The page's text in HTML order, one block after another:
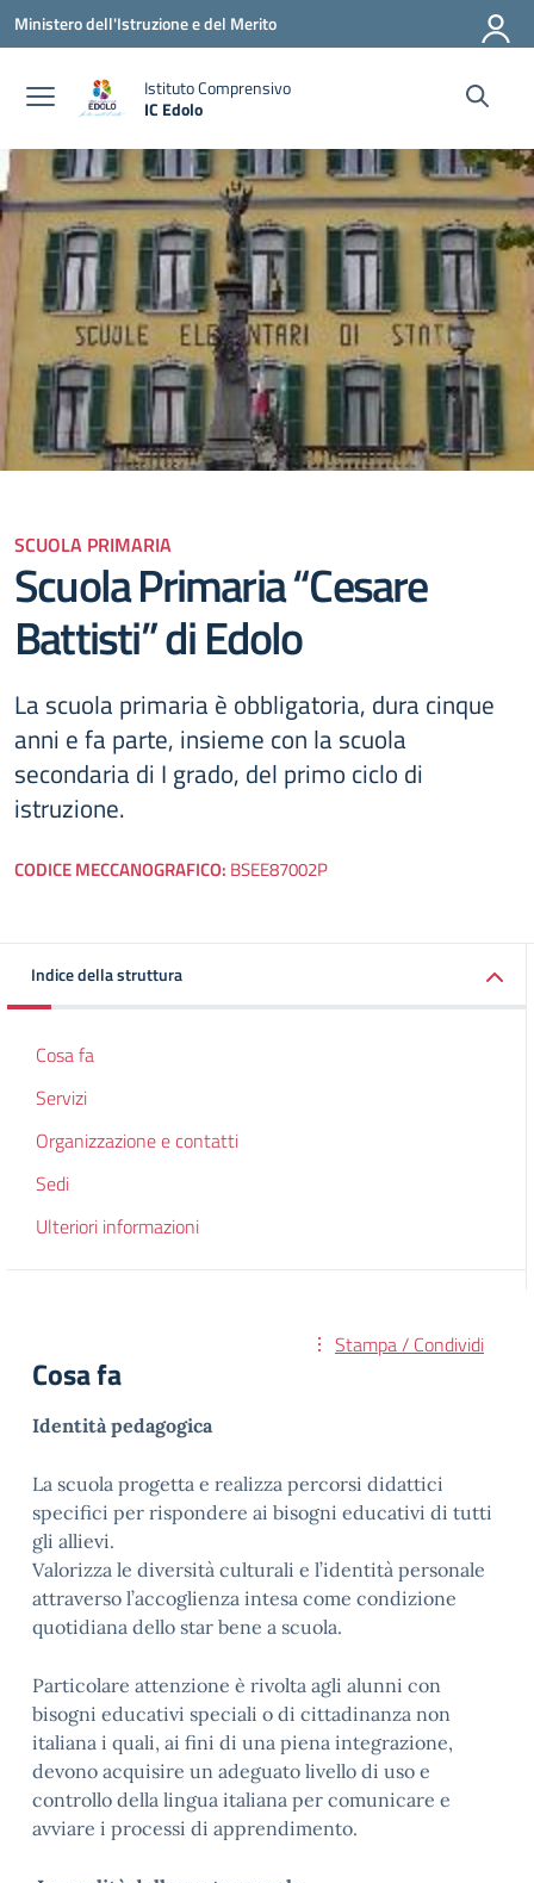
Vai ai contenuti
Vai al menu di navigazione
Vai al footer
Ministero dell'Istruzione e del Merito
Istituto Comprensivo
IC Edolo
SCUOLA PRIMARIA
Scuola Primaria “Cesare
Battisti” di Edolo
La scuola primaria è obbligatoria, dura cinque
anni e fa parte, insieme con la scuola
secondaria di I grado, del primo ciclo di
istruzione.
CODICE MECCANOGRAFICO: BSEE87002P
Indice della struttura
Cosa fa
Servizi
Organizzazione e contatti
Sedi
Ulteriori informazioni
Stampa / Condividi
Cosa fa
Identità pedagogica
La scuola progetta e realizza percorsi didattici
specifici per rispondere ai bisogni educativi di tutti
gli allievi.
Valorizza le diversità culturali e l’identità personale
attraverso l’accoglienza intesa come condizione
quotidiana dello star bene a scuola.
Particolare attenzione è rivolta agli alunni con
bisogni educativi speciali o di cittadinanza non
italiana i quali, ai fini di una piena integrazione,
devono acquisire un adeguato livello di uso e
controllo della lingua italiana per comunicare e
avviare i processi di apprendimento.